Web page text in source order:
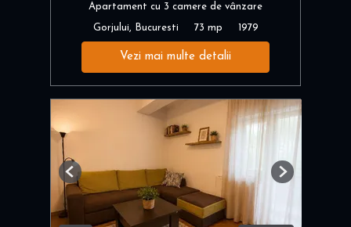
Apartament cu 3 camere de vânzare
Gorjului, Bucuresti 73 mp 1979
Vezi mai multe detalii
Previous Next